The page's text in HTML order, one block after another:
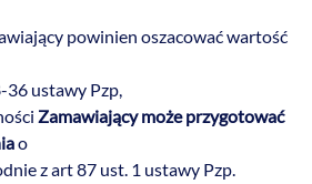
powinien oszacować wartość
36 ustawy Pzp,
Zamawiający może przygotować
o
z art 87 ust. 1 ustawy Pzp.